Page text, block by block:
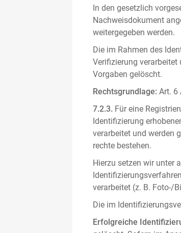
In den gesetzlich
Nachweisdokument
weitergegeben werden.
Die im Rahmen des
Verifizierung
Vorgaben gelöscht.
Rechtsgrundlage: Art. 6
7.2.3. Für eine
Identifizierung
verarbeitet und werden
rechte bestehen.
Hierzu setzen wir unter
verarbeitet (z. B. Foto-/
Die im
Erfolgreiche